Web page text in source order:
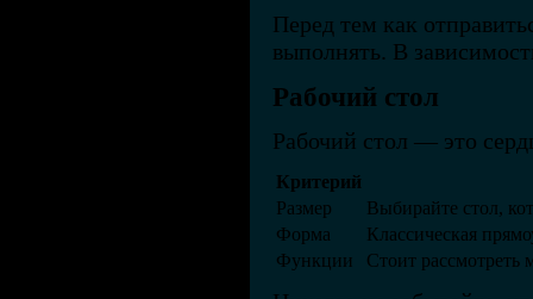
Перед тем как
выполнять. В
Рабочий стол
Рабочий стол — это
Критерий
Размер
Выбирайте стол,
Форма
Классическая
Функции
Стоит